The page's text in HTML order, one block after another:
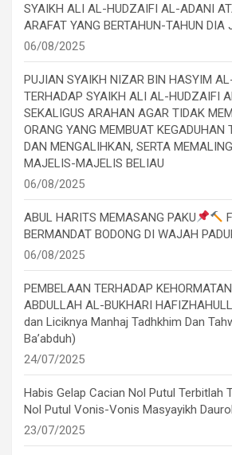
SYAIKH ALI AL-HUDZAIFI AL-ADANI
ARAFAT YANG BERTAHUN-TAHUN DIA
06/08/2025
PUJIAN SYAIKH NIZAR BIN HASYIM
TERHADAP SYAIKH ALI AL-HUDZAIFI
SEKALIGUS ARAHAN AGAR TIDAK
ORANG YANG MEMBUAT KEGADUHAN
DAN MENGALIHKAN, SERTA
MAJELIS-MAJELIS BELIAU
06/08/2025
ABUL HARITS MEMASANG PAKU
BERMANDAT BODONG DI WAJAH
06/08/2025
PEMBELAAN TERHADAP
ABDULLAH AL-BUKHARI
dan Liciknya Manhaj Tadhkhim Dan
Ba’abduh)
24/07/2025
Habis Gelap Cacian Nol Putul Terbitlah
Nol Putul Vonis-Vonis Masyayikh
23/07/2025